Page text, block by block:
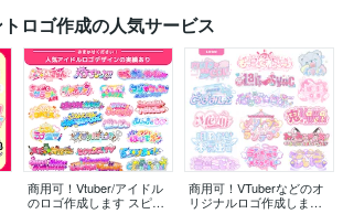
ロゴ作成の人気サービス
商用可！Vtuber/アイドル
のロゴ作成します スピー
商用可！VTuberなどのオ
リジナルロゴ作成します